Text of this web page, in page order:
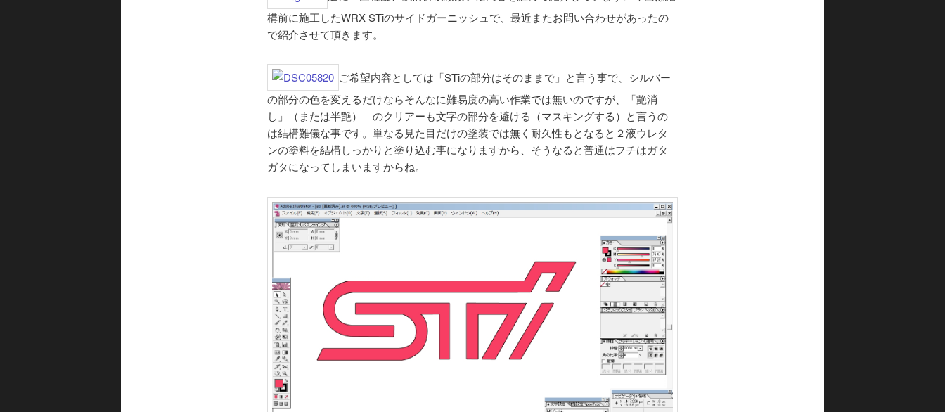
構前に施工したWRX STiのサイドガーニッシュで、最近またお問い合わせがあったの
で紹介させて頂きます。
ご希望内容としては「STiの部分はそのままで」と言う事で、シルバー
の部分の色を変えるだけならそんなに難易度の高い作業では無いのですが、「艶消
し」（または半艶） のクリアーも文字の部分を避ける（マスキングする）と言うの
は結構難儀な事です。単なる見た目だけの塗装では無く耐久性もとなると２液ウレタ
ンの塗料を結構しっかりと塗り込む事になりますから、そうなると普通はフチはガタ
ガタになってしまいますからね。